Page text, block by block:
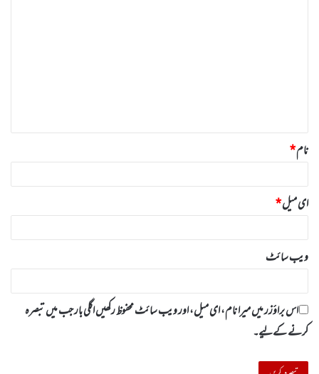
نام*
ای میل*
ویب‌ سائٹ
اس براؤزر میں میرا نام، ای میل، اور ویب سائٹ محفوظ رکھیں اگلی بار جب میں تبصرہ
کرنے کےلیے۔